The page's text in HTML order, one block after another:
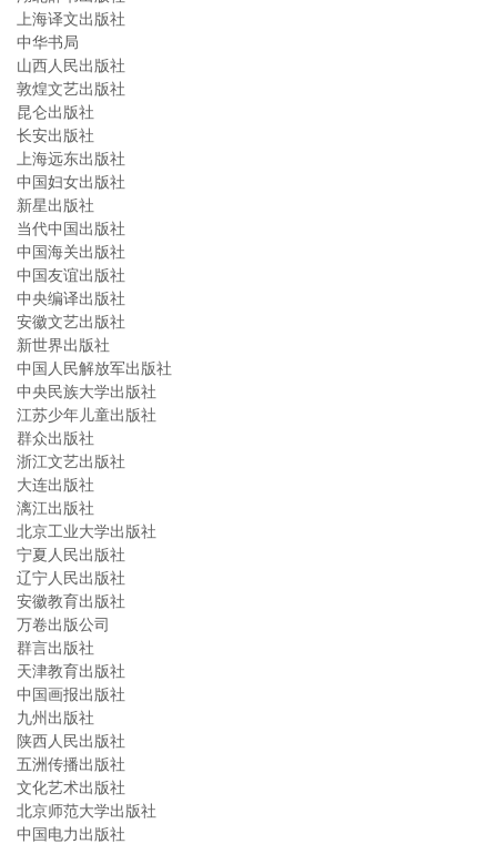
上海译文出版社
中华书局
山西人民出版社
敦煌文艺出版社
昆仑出版社
长安出版社
上海远东出版社
中国妇女出版社
新星出版社
当代中国出版社
中国海关出版社
中国友谊出版社
中央编译出版社
安徽文艺出版社
新世界出版社
中国人民解放军出版社
中央民族大学出版社
江苏少年儿童出版社
群众出版社
浙江文艺出版社
大连出版社
漓江出版社
北京工业大学出版社
宁夏人民出版社
辽宁人民出版社
安徽教育出版社
万卷出版公司
群言出版社
天津教育出版社
中国画报出版社
九州出版社
陕西人民出版社
五洲传播出版社
文化艺术出版社
北京师范大学出版社
中国电力出版社